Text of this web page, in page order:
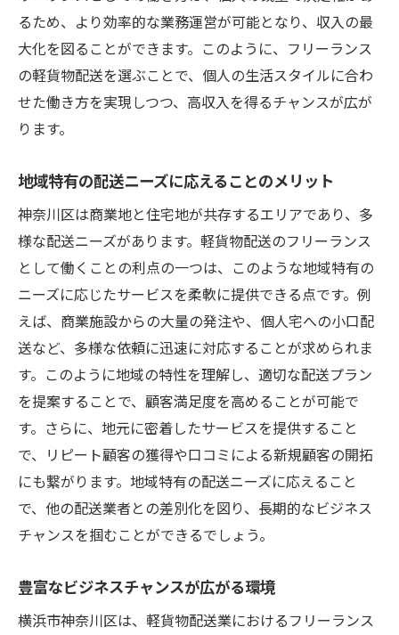
地域内での効果的な配送ルートの発見
物流の流れを掴んで効率アップ
交通網整備と配送業界の未来
神奈川区での市場動向とニーズ分析
可能性
フリーランスでの軽貨物配送がライフスタイル
に与える影響
ワークライフバランスを実現する働き方
自己管理能力が問われるフリーランスの生
活
自由な時間の使い方とその充実
フリーランスが選ぶ健康的な働き方
ライフスタイルに合った事業運営のコツ
家庭と仕事を両立させるノウハウ
神奈川県横浜市で高収入を実現する軽貨物配送
フリーランス
高収入につながるビジネスモデルの確立
地域特化型サービスがもたらす収益性
フリーランスにおける利益率改善策
るため、より効率的な業務運営が可能となり、収入の最
大化を図ることができます。このように、フリーランス
の軽貨物配送を選ぶことで、個人の生活スタイルに合わ
せた働き方を実現しつつ、高収入を得るチャンスが広が
ります。
地域特有の配送ニーズに応えることのメリット
神奈川区は商業地と住宅地が共存するエリアであり、多
様な配送ニーズがあります。軽貨物配送のフリーランス
として働くことの利点の一つは、このような地域特有の
ニーズに応じたサービスを柔軟に提供できる点です。例
えば、商業施設からの大量の発注や、個人宅への小口配
送など、多様な依頼に迅速に対応することが求められま
す。このように地域の特性を理解し、適切な配送プラン
を提案することで、顧客満足度を高めることが可能で
す。さらに、地元に密着したサービスを提供すること
で、リピート顧客の獲得や口コミによる新規顧客の開拓
にも繋がります。地域特有の配送ニーズに応えること
で、他の配送業者との差別化を図り、長期的なビジネス
チャンスを掴むことができるでしょう。
豊富なビジネスチャンスが広がる環境
横浜市神奈川区は、軽貨物配送業におけるフリーランス